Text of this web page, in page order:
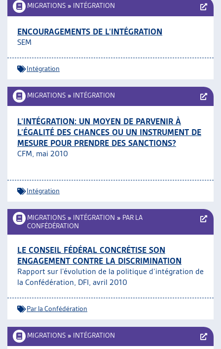
MIGRATIONS » INTÉGRATION
ENCOURAGEMENTS DE L’INTÉGRATION
SEM
Intégration
MIGRATIONS » INTÉGRATION
L’INTÉGRATION: UN MOYEN DE PARVENIR À
L’ÉGALITÉ DES CHANCES OU UN INSTRUMENT DE
MESURE POUR PRENDRE DES SANCTIONS?
CFM, mai 2010
Intégration
MIGRATIONS » INTÉGRATION » PAR LA
CONFÉDÉRATION
LE CONSEIL FÉDÉRAL CONCRÉTISE SON
ENGAGEMENT CONTRE LA DISCRIMINATION
Rapport sur l’évolution de la politique d’intégration de
la Confédération, DFI, avril 2010
Par la Confédération
MIGRATIONS » INTÉGRATION